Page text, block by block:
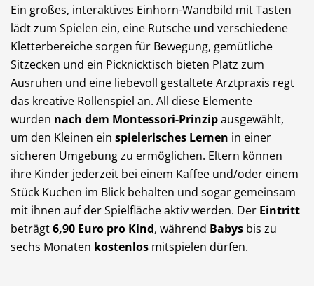
Videos Dein Langenfeld
Ein großes, interaktives Einhorn-Wandbild mit Tasten
lädt zum Spielen ein, eine Rutsche und verschiedene
Kletterbereiche sorgen für Bewegung, gemütliche
Sitzecken und ein Picknicktisch bieten Platz zum
Ausruhen und eine liebevoll gestaltete Arztpraxis regt
das kreative Rollenspiel an. All diese Elemente
wurden nach dem Montessori-Prinzipausgewählt,
um den Kleinen ein spielerisches Lernen in einer
sicheren Umgebung zu ermöglichen. Eltern können
ihre Kinder jederzeit bei einem Kaffee und/oder einem
Stück Kuchen im Blick behalten und sogar gemeinsam
mit ihnen auf der Spielfläche aktiv werden. Der Eintritt
beträgt6,90 Euro pro Kind, während Babys bis zu
sechs Monaten kostenlos mitspielen dürfen.